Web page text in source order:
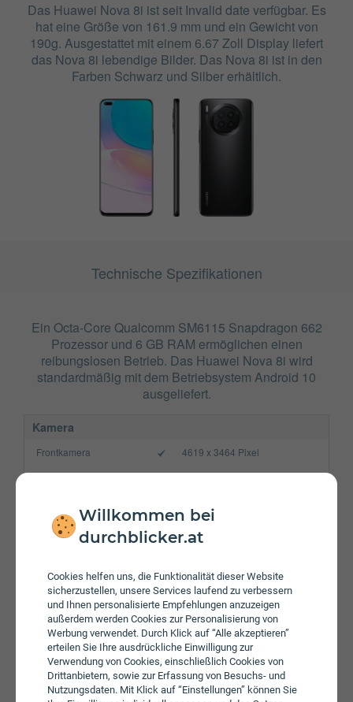
Willkommen bei
durchblicker.at
Cookies helfen uns, die Funktionalität dieser Website
sicherzustellen, unsere Services laufend zu verbessern
und Ihnen personalisierte Empfehlungen anzuzeigen
außerdem werden Cookies zur Personalisierung von
Werbung verwendet. Durch Klick auf “Alle akzeptieren”
erteilen Sie Ihre ausdrückliche Einwilligung zur
Verwendung von Cookies, einschließlich Cookies von
Drittanbietern, sowie zur Erfassung von Besuchs- und
Nutzungsdaten. Mit Klick auf “Einstellungen” können Sie
Das Huawei Nova 8i ist seit Invalid date verfügbar. Es
hat eine Größe von 161.9 mm und ein Gewicht von
190g. Ausgestattet mit einem 6.67 Zoll Display liefert
das Nova 8i lebendige Bilder. Das Nova 8i ist in den
Farben Schwarz und Silber erhältlich.
Technische Spezifikationen
Ein Octa-Core Qualcomm SM6115 Snapdragon 662
Prozessor und 6 GB RAM ermöglichen einen
reibungslosen Betrieb. Das Huawei Nova 8i wird
standardmäßig mit dem Betriebsystem Android 10
ausgeliefert.
Kamera
Frontkamera
4619 x 3464 Pixel
Bluetooth
WLAN
a/​b/​g/​n/​ac
Gerät
Akku
4300 mAh
Speicherkarte
Betriebssystem
Android 10